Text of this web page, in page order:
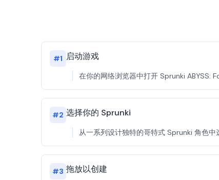
#1 启动游戏
在你的网络浏览器中打开 Sprunki ABYSS:
#2 选择你的 Sprunki
从一系列设计独特的哥特式 Sprunki 角色中
#3 拖放以创建